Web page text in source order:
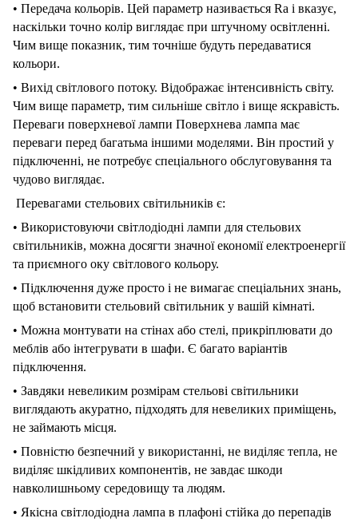
• Передача кольорів. Цей параметр називається Ra і вказує,
наскільки точно колір виглядає при штучному освітленні.
Чим вище показник, тим точніше будуть передаватися
кольори.
• Вихід світлового потоку. Відображає інтенсивність світу.
Чим вище параметр, тим сильніше світло і вище яскравість.
Переваги поверхневоїлампи Поверхнева лампа має
переваги перед багатьма іншими моделями. Він простий у
підключенні, не потребує спеціального обслуговування та
чудово виглядає.
Перевагами стельових світильників є:
• Використовуючи світлодіодні лампи для стельових
світильників, можна досягти значноїекономіїелектроенергії
та приємного оку світлового кольору.
• Підключення дуже просто і не вимагає спеціальних знань,
щоб встановити стельовий світильник у вашій кімнаті.
• Можна монтувати на стінах або стелі, прикріплювати до
меблів або інтегрувати в шафи. Є багато варіантів
підключення.
• Завдяки невеликим розмірам стельові світильники
виглядають акуратно, підходять для невеликих приміщень,
не займають місця.
• Повністю безпечний у використанні, не виділяє тепла, не
виділяє шкідливих компонентів, не завдає шкоди
навколишньому середовищу та людям.
• Якісна світлодіодна лампа в плафоні стійка до перепадів